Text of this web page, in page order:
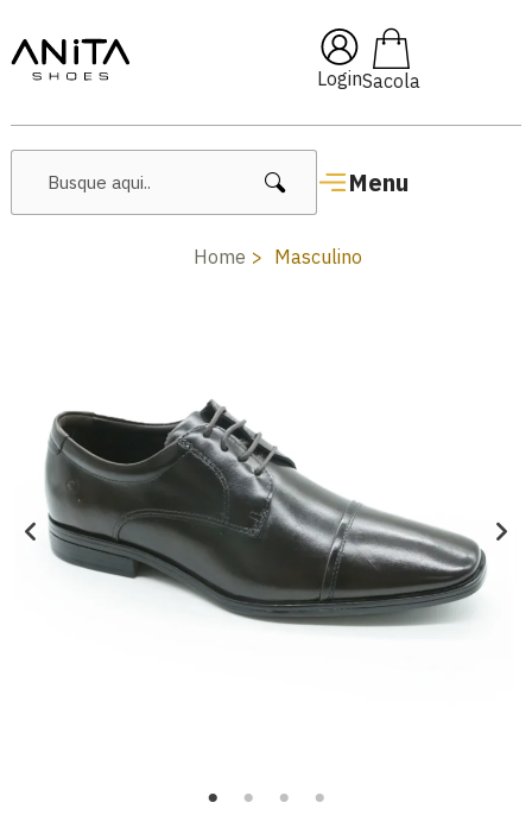
Login
Menu
🔥 Lançamentos Femininos
Home Masculino